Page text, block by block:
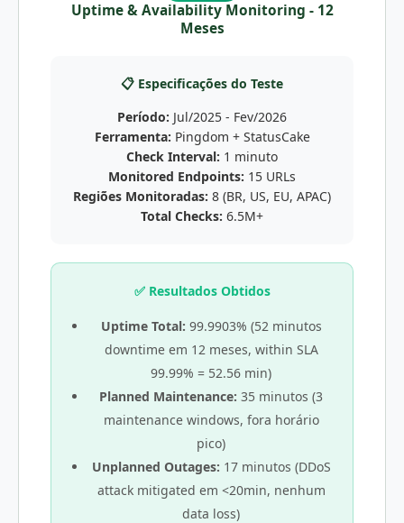
Uptime & Availability Monitoring - 12
Meses
📋 Especificações do Teste
Período: Jul/2025 - Fev/2026
Ferramenta: Pingdom + StatusCake
Check Interval: 1 minuto
Monitored Endpoints: 15 URLs
Regiões Monitoradas: 8 (BR, US, EU, APAC)
Total Checks: 6.5M+
✅ Resultados Obtidos
Uptime Total: 99.9903% (52 minutos
downtime em 12 meses, within SLA
99.99% = 52.56 min)
Planned Maintenance: 35 minutos (3
maintenance windows, fora horário
pico)
Unplanned Outages: 17 minutos (DDoS
attack mitigated em <20min, nenhum
data loss)